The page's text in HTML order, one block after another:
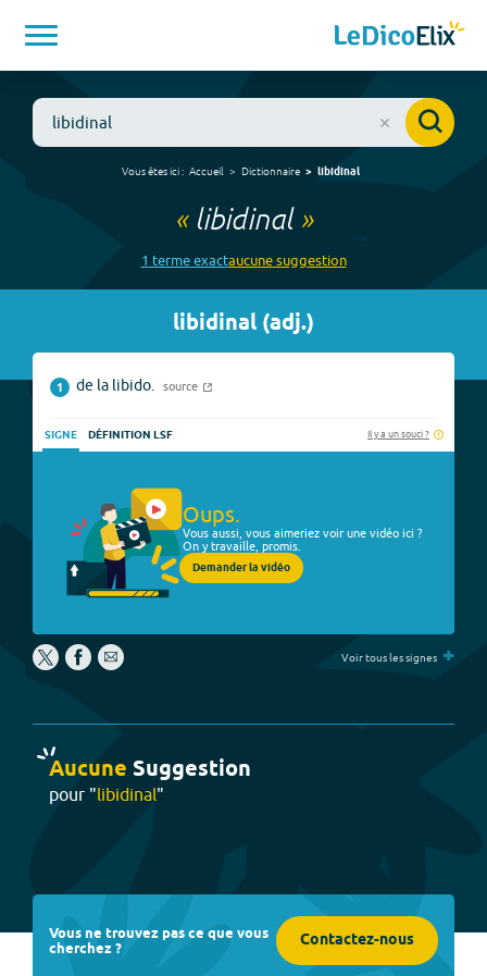
Vous êtes ici : Accueil Dictionnaire libidinal
« libidinal»
1 termeexactaucunesuggestion
libidinal (adj.)
1 de la libido. source
SIGNE DÉFINITION LSF Il y a un souci ?
Oups.
Vous aussi, vous aimeriez voir une vidéo ici ?
On y travaille, promis.
Demander la vidéo
Voir tous les signes +
Aucune Suggestion
pour "libidinal"
Vous ne trouvez pas ce que vous
cherchez ? Contactez-nous